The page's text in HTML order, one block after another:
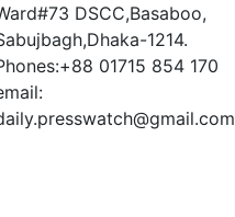
DSCC,Basaboo,
1214.
01715 854 170